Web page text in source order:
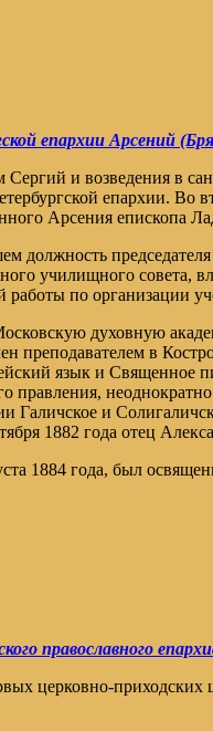
епархии Арсений
и возведения в
епархии. Во
Арсения епископа
училищного совета,
работы по организации
духовную
преподавателем в
язык и Священное
правления,
и
1882 года отец
1884 года, был
православного
церковно-приходских